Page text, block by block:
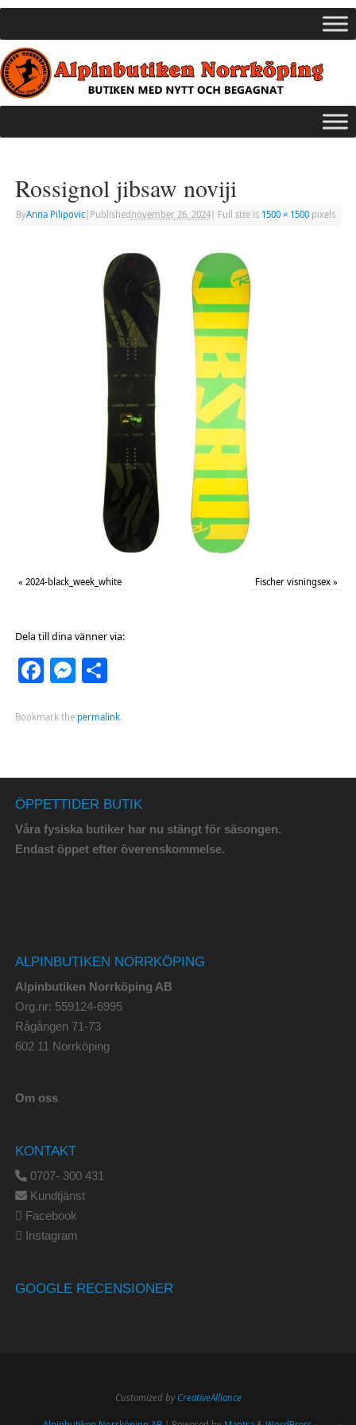
Rossignol jibsaw noviji
ByAnna Pilipovic| Published november 26, 2024| Full size is 1500 × 1500pixels
« 2024-black_week_white Fischer visningsex »
Dela till dina vänner via:
Facebook
Messenger
Dela
Bookmark the permalink.
ÖPPETTIDER BUTIK
Våra fysiska butiker har nu stängt för säsongen.
Endast öppet efter överenskommelse.
ALPINBUTIKEN NORRKÖPING
Alpinbutiken Norrköping AB
Org.nr: 559124-6995
Rågången 71-73
602 11 Norrköping
Om oss
KONTAKT
0707- 300 431
Kundtjänst
Facebook
Instagram
GOOGLE RECENSIONER
Customized byCreativeAlliance